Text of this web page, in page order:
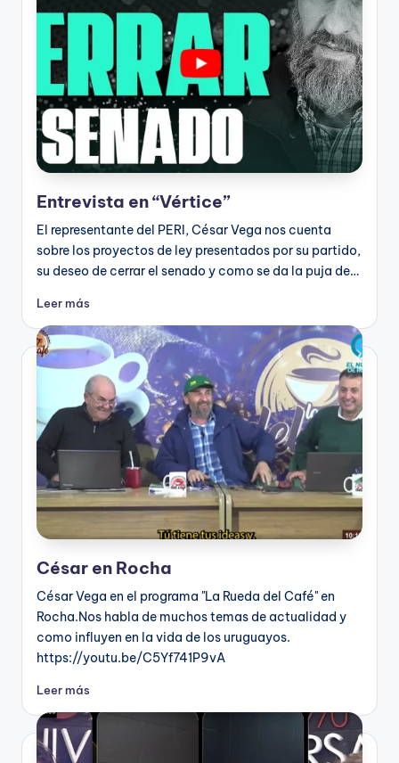
Entrevista en “Vértice”
El representante del PERI, César Vega nos cuenta
sobre los proyectos de ley presentados por su partido,
su deseo de cerrar el senado y como se da la puja de…
Leer más
César en Rocha
César Vega en el programa "La Rueda del Café" en
Rocha.Nos habla de muchos temas de actualidad y
como influyen en la vida de los uruguayos.
https://youtu.be/C5Yf741P9vA
Leer más